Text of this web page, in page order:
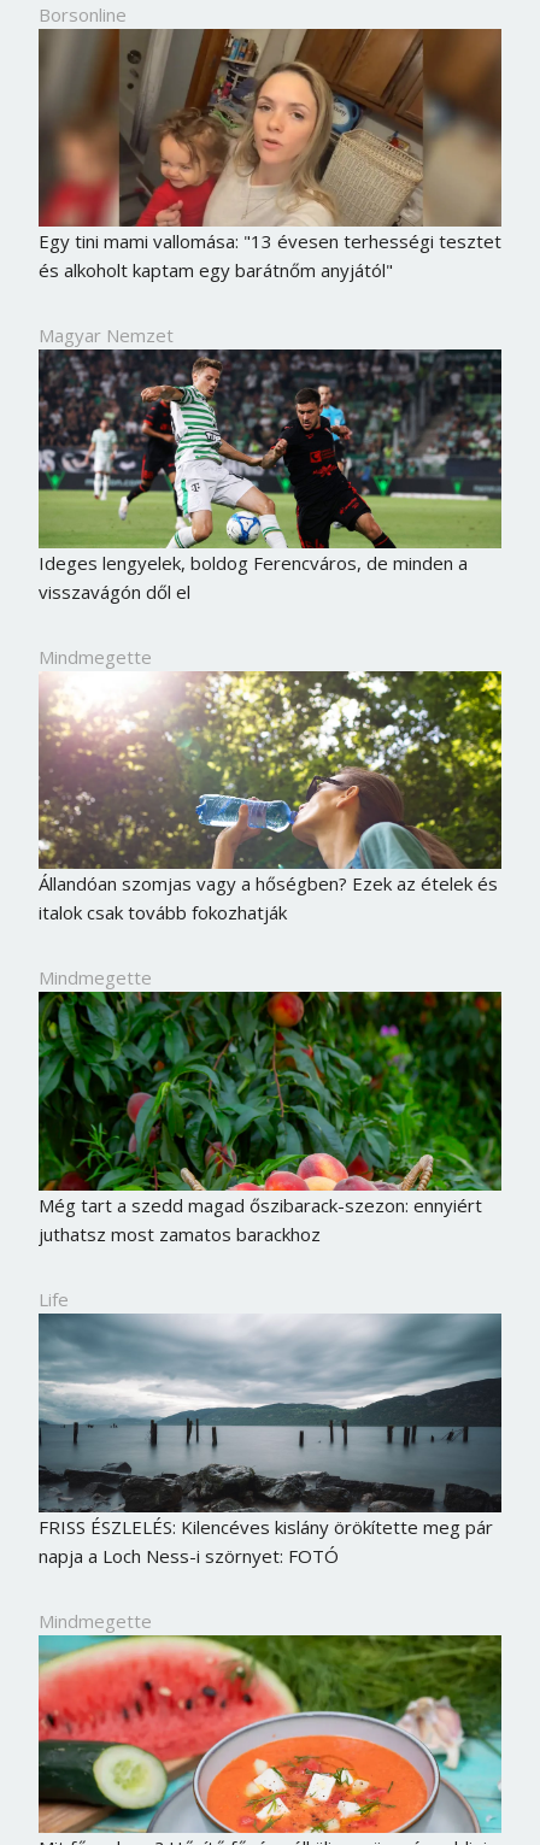
Borsonline
Egy tini mami vallomása: "13 évesen terhességi tesztet
és alkoholt kaptam egy barátnőm anyjától"
Magyar Nemzet
Ideges lengyelek, boldog Ferencváros, de minden a
visszavágón dől el
Mindmegette
Állandóan szomjas vagy a hőségben? Ezek az ételek és
italok csak tovább fokozhatják
Mindmegette
Még tart a szedd magad őszibarack-szezon: ennyiért
juthatsz most zamatos barackhoz
Life
FRISS ÉSZLELÉS: Kilencéves kislány örökítette meg pár
napja a Loch Ness-i szörnyet: FOTÓ
Mindmegette